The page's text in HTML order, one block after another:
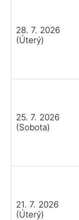
28. 7. 2026
(Úterý)
25. 7. 2026
(Sobota)
21. 7. 2026
(Úterý)